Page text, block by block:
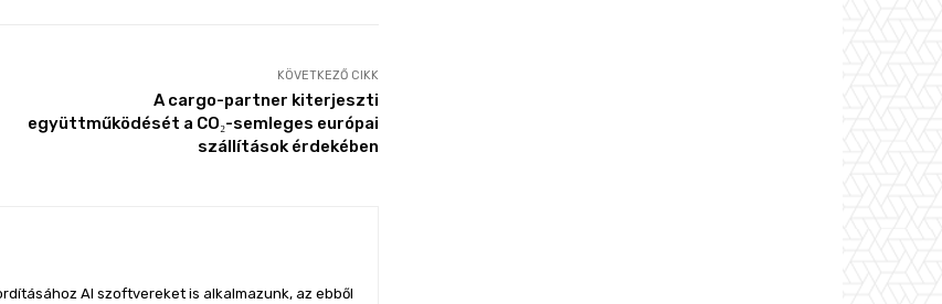
KÖVETKEZŐ CIKK
A cargo-partner kiterjeszti
együttműködését a CO₂-semleges európai
szállítások érdekében
AI szoftvereket is alkalmazunk, az ebből